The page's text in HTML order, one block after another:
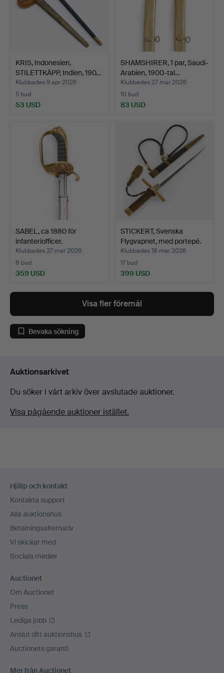
KRIS, Indonesien,
STILETTKÄPP, Indien, 190…
Klubbades 9 apr 2026
5 bud
53 USD
SHAMSHIRER, 1 par, Saudi-
Arabien, 1900-tal…
Klubbades 27 mar 2026
10 bud
83 USD
SABEL, ca 1880 för
infanteriofficer.
Klubbades 27 mar 2026
8 bud
359 USD
STICKERT, Svenska
Flygvapnet, med portepé.
Klubbades 18 mar 2026
17 bud
399 USD
Visa fler föremål
Bevaka sökning
Auktionsarkivet
Du söker i vårt arkiv över avslutade auktioner.
Visa pågående auktioner istället.
Hjälp och kontakt
Kontakta support
Alla auktionshus
Betalningsalternativ
Vi skickar med
Sociala medier
Auctionet
Om Auctionet
Press
Lediga jobb
Anslut ditt auktionshus
Auctionets garanti
Mer från Auctionet